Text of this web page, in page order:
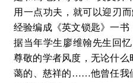
用一点功夫，就可以迎刃
经验编成《英文锁匙》一书
据当年学生廖维翰先生回
尊敬的学者风度，无论什
蔼的、慈祥的……他曾任我